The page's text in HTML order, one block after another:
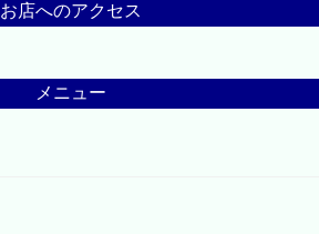
お店へのアクセス
メニュー